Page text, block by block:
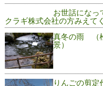
お世話になっ
クラギ株式会社の方みえて
真冬の雨 （
景）
りんごの剪定